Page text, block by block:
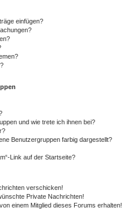
einfügen?
und wie trete ich ihnen bei?
Benutzergruppen farbig dargestellt?
Link auf der Startseite?
verschicken!
Private Nachrichten!
einem Mitglied dieses Forums erhalten!